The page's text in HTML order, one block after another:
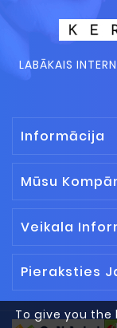
To give you
LABĀKAIS
Informācija
Mūsu
Veikala
Pieraksties